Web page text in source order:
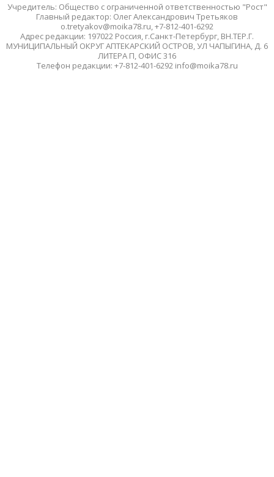
Учредитель: Общество с ограниченной ответственностью "Рост"
Главный редактор: Олег Александрович Третьяков
o.tretyakov@moika78.ru, +7-812-401-6292
Адрес редакции: 197022 Россия, г.Санкт-Петербург, ВН.ТЕР.Г.
МУНИЦИПАЛЬНЫЙ ОКРУГ АПТЕКАРСКИЙ ОСТРОВ, УЛ ЧАПЫГИНА, Д. 6
ЛИТЕРА П, ОФИС 316
Телефон редакции: +7-812-401-6292 info@moika78.ru